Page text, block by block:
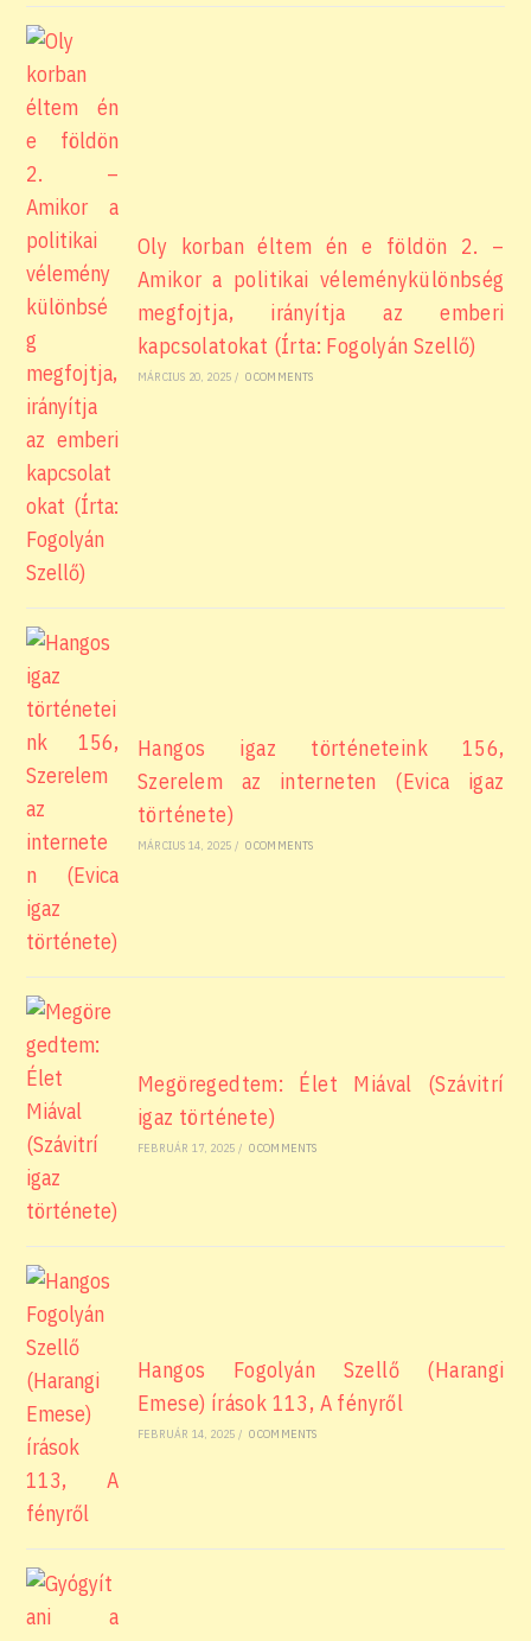
Oly korban éltem én e földön 2. –
Amikor a politikai véleménykülönbség
megfojtja, irányítja az emberi
kapcsolatokat (Írta: Fogolyán Szellő)
MÁRCIUS 20, 2025 / 0 COMMENTS
Hangos igaz történeteink 156,
Szerelem az interneten (Evica igaz
története)
MÁRCIUS 14, 2025 / 0 COMMENTS
Megöregedtem: Élet Miával (Szávitrí
igaz története)
FEBRUÁR 17, 2025 / 0 COMMENTS
Hangos Fogolyán Szellő (Harangi
Emese) írások 113, A fényről
FEBRUÁR 14, 2025 / 0 COMMENTS